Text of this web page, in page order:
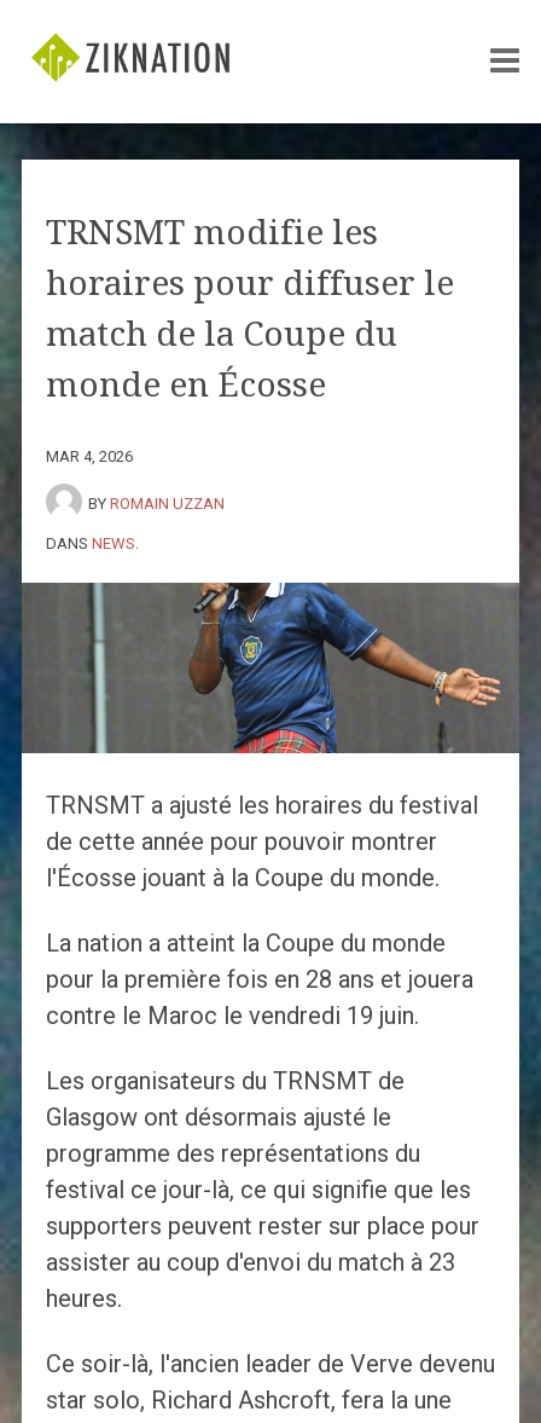
TRNSMT modifie les
horaires pour diffuser le
match de la Coupe du
monde en Écosse
MAR 4, 2026
BY ROMAIN UZZAN
DANS NEWS
TRNSMT a ajusté les horaires du festival
de cette année pour pouvoir montrer
l'Écosse jouant à la Coupe du monde.
La nation a atteint la Coupe du monde
pour la première fois en 28 ans et jouera
contre le Maroc le vendredi 19 juin.
Les organisateurs du TRNSMT de
Glasgow ont désormais ajusté le
programme des représentations du
festival ce jour-là, ce qui signifie que les
supporters peuvent rester sur place pour
assister au coup d'envoi du match à 23
heures.
Ce soir-là, l'ancien leader de Verve devenu
star solo, Richard Ashcroft, fera la une